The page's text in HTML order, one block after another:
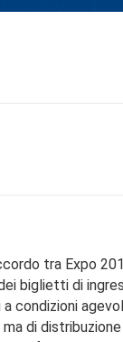
tra Expo
biglietti di
condizioni
di